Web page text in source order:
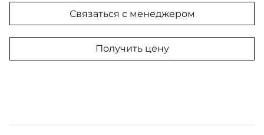
Связаться с менеджером
Получить цену